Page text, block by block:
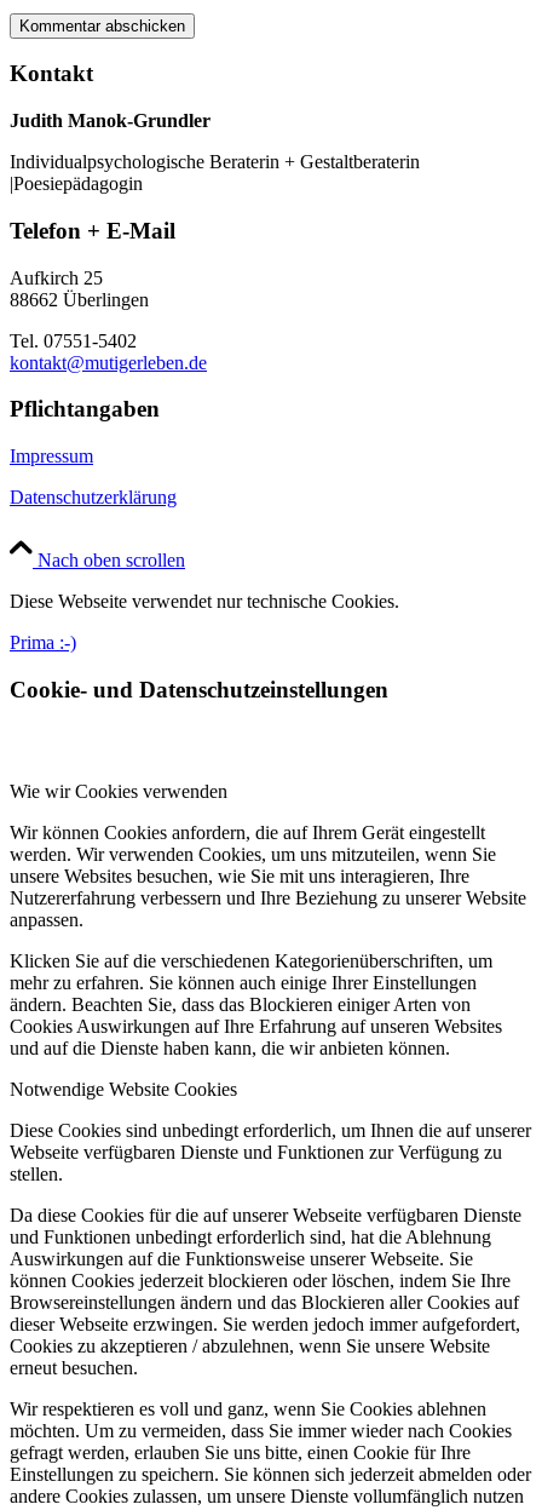
Kontakt
Judith Manok-Grundler
Individualpsychologische Beraterin + Gestaltberaterin
|Poesiepädagogin
Telefon + E-Mail
Aufkirch 25
88662 Überlingen
Tel. 07551-5402
kontakt@mutigerleben.de
Pflichtangaben
Impressum
Datenschutzerklärung
Nach oben scrollen
Diese Webseite verwendet nur technische Cookies.
Prima :-)
Cookie- und Datenschutzeinstellungen
Wie wir Cookies verwenden
Wir können Cookies anfordern, die auf Ihrem Gerät eingestellt
werden. Wir verwenden Cookies, um uns mitzuteilen, wenn Sie
unsere Websites besuchen, wie Sie mit uns interagieren, Ihre
Nutzererfahrung verbessern und Ihre Beziehung zu unserer Website
anpassen.
Klicken Sie auf die verschiedenen Kategorienüberschriften, um
mehr zu erfahren. Sie können auch einige Ihrer Einstellungen
ändern. Beachten Sie, dass das Blockieren einiger Arten von
Cookies Auswirkungen auf Ihre Erfahrung auf unseren Websites
und auf die Dienste haben kann, die wir anbieten können.
Notwendige Website Cookies
Diese Cookies sind unbedingt erforderlich, um Ihnen die auf unserer
Webseite verfügbaren Dienste und Funktionen zur Verfügung zu
stellen.
Da diese Cookies für die auf unserer Webseite verfügbaren Dienste
und Funktionen unbedingt erforderlich sind, hat die Ablehnung
Auswirkungen auf die Funktionsweise unserer Webseite. Sie
können Cookies jederzeit blockieren oder löschen, indem Sie Ihre
Browsereinstellungen ändern und das Blockieren aller Cookies auf
dieser Webseite erzwingen. Sie werden jedoch immer aufgefordert,
Cookies zu akzeptieren / abzulehnen, wenn Sie unsere Website
erneut besuchen.
Wir respektieren es voll und ganz, wenn Sie Cookies ablehnen
möchten. Um zu vermeiden, dass Sie immer wieder nach Cookies
gefragt werden, erlauben Sie uns bitte, einen Cookie für Ihre
Einstellungen zu speichern. Sie können sich jederzeit abmelden oder
andere Cookies zulassen, um unsere Dienste vollumfänglich nutzen